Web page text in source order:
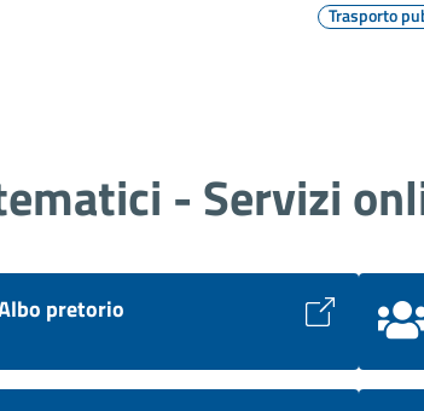
Trasporto
- Servizi
pretorio